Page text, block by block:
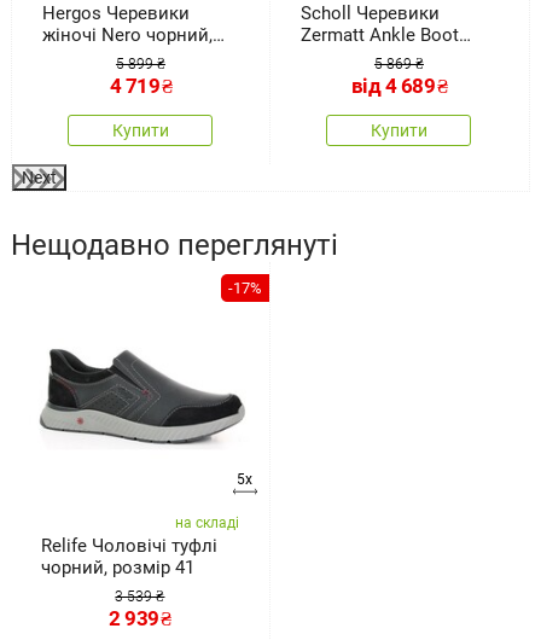
Hergos Черевики
жіночі Nero чорний,
розмір 415 899 ₴
4 719₴
Купити
Scholl Черевики
Zermatt Ankle Boot
taupe, розмір
5 869 ₴
від4 689₴
Купити
Next
Нещодавно переглянуті
-17%
5x
на складі
Relife Чоловічі туфлі
чорний, розмір 41
3 539 ₴
2 939₴